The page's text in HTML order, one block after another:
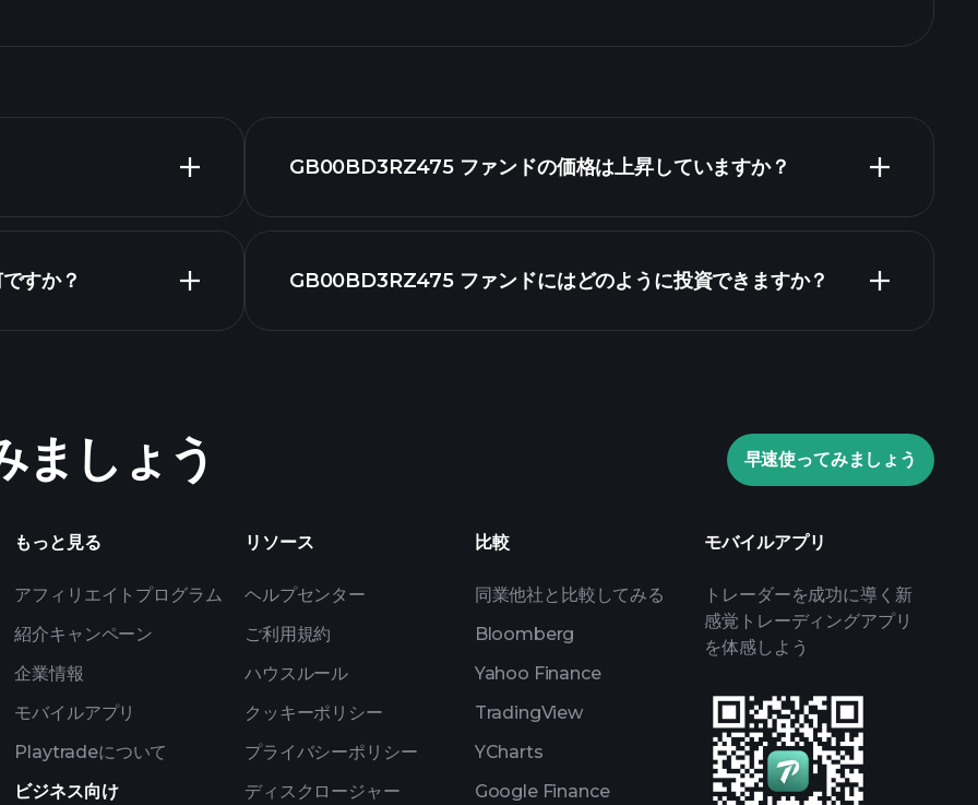
すか？
GB00BD3RZ475 ファンドの価格は上昇していますか？
GB00BD3RZ475 ファンドにはどのように投資できますか？
Playtradeトー
おすすめのブローカー
しょう 早速使ってみましょう
もっと見る
アフィリエイトプログラム
紹介キャンペーン
企業情報
モバイルアプリ
Playtradeについて
ビジネス向け
リソース
ヘルプセンター
ご利用規約
ハウスルール
クッキーポリシー
プライバシーポリシー
ディスクロージャー
比較
同業他社と比較してみる
Bloomberg
Yahoo Finance
TradingView
YCharts
Google Finance
モバイルアプリ
トレーダーを成功に導く新
感覚トレーディングアプリ
を体感しよう